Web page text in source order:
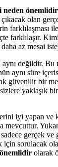
neden önemlidir
çıkacak olan
farklılaşması
farklılaşır.
az mesai
değildir. Bu
aynı süre
güvenilir bir
yaklaşık
iyi yapan ve
mevcuttur.
gerçek ve
sorulacak
olarak